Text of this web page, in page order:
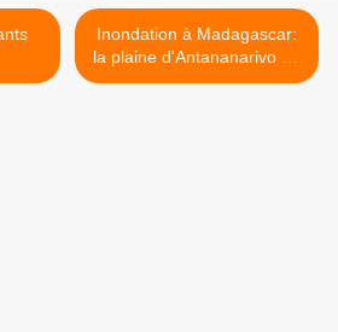
Inondation à Madagascar:
la plaine d'Antananarivo en
vigilance jaune >